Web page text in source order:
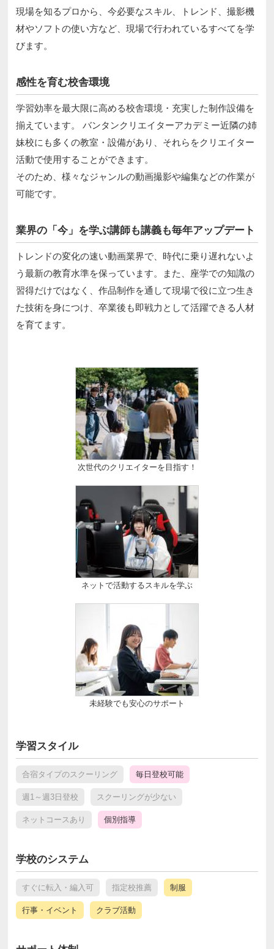
現場を知るプロから、今必要なスキル、トレンド、撮影機
材やソフトの使い方など、現場で行われているすべてを学
びます。
感性を育む校舎環境
学習効率を最大限に高める校舎環境・充実した制作設備を
揃えています。 バンタンクリエイターアカデミー近隣の姉
妹校にも多くの教室・設備があり、それらをクリエイター
活動で使用することができます。
そのため、様々なジャンルの動画撮影や編集などの作業が
可能です。
業界の「今」を学ぶ講師も講義も毎年アップデート
トレンドの変化の速い動画業界で、時代に乗り遅れないよ
う最新の教育水準を保っています。また、座学での知識の
習得だけではなく、作品制作を通して現場で役に立つ生き
た技術を身につけ、卒業後も即戦力として活躍できる人材
を育てます。
次世代のクリエイターを目指す！
ネットで活動するスキルを学ぶ
未経験でも安心のサポート
学習スタイル
合宿タイプのスクーリング 毎日登校可能
週1～週3日登校 スクーリングが少ない
ネットコースあり 個別指導
学校のシステム
すぐに転入・編入可 指定校推薦 制服
行事・イベント クラブ活動